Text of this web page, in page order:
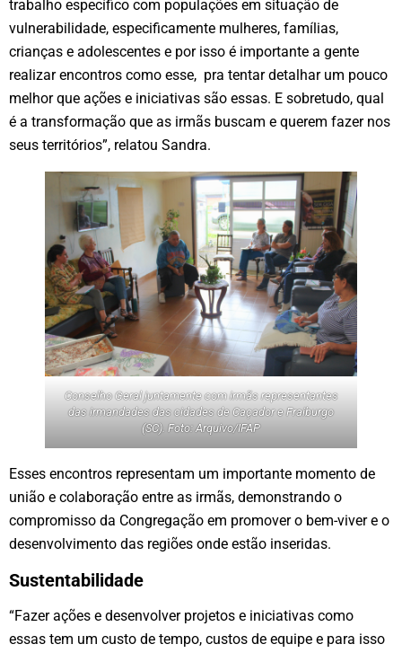
trabalho específico com populações em situação de
vulnerabilidade, especificamente mulheres, famílias,
crianças e adolescentes e por isso é importante a gente
realizar encontros como esse, pra tentar detalhar um pouco
melhor que ações e iniciativas são essas. E sobretudo, qual
é a transformação que as irmãs buscam e querem fazer nos
seus territórios”, relatou Sandra.
Conselho Geral juntamente com irmãs representantes
das irmandades das cidades de Caçador e Fraiburgo
(SC). Foto: Arquivo/IFAP
Esses encontros representam um importante momento de
união e colaboração entre as irmãs, demonstrando o
compromisso da Congregação em promover o bem-viver e o
desenvolvimento das regiões onde estão inseridas.
Sustentabilidade
“Fazer ações e desenvolver projetos e iniciativas como
essas tem um custo de tempo, custos de equipe e para isso